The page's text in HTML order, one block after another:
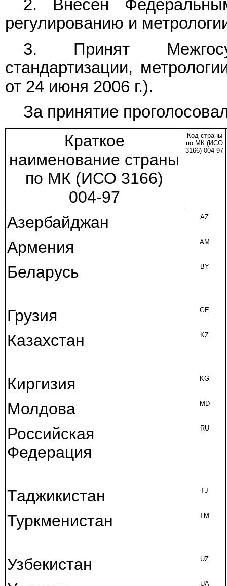
2. Внесен
регулированию и
3. Принят
стандартизации,
от 24 июня 2006 г.).
За принятие
Краткое
наименование страны
по МК (ИСО 3166)
004-97
Код страны
по МК (ИСО
3166) 004-97
Азербайджан AZ
Армения AM
Беларусь BY
Грузия GE
Казахстан KZ
Киргизия KG
Молдова MD
Российская
Федерация
RU
Таджикистан TJ
Туркменистан TM
Узбекистан UZ
UA